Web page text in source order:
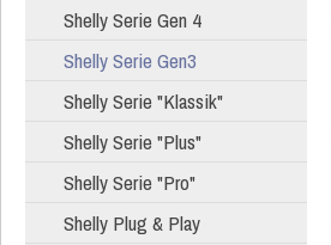
Shelly Serie Gen 4
Shelly Serie Gen3
Shelly Serie "Klassik"
Shelly Serie "Plus"
Shelly Serie "Pro"
Shelly Plug & Play